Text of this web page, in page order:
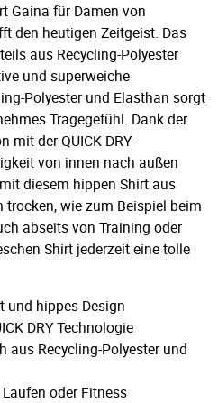
Gaina für Damen von
den heutigen Zeitgeist. Das
aus Recycling-Polyester
und superweiche
Polyester und Elasthan sorgt
Tragegefühl. Dank der
mit der QUICK DRY-
von innen nach außen
diesem hippen Shirt aus
wie zum Beispiel beim
abseits von Training oder
Shirt jederzeit eine tolle
und hippes Design
DRY Technologie
aus Recycling-Polyester und
oder Fitness